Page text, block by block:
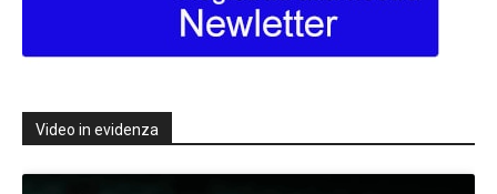
Video in evidenza